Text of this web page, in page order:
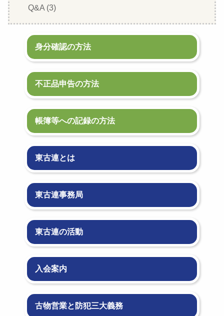
Q&A (3)
身分確認の方法
不正品申告の方法
帳簿等への記録の方法
東古連とは
東古連事務局
東古連の活動
入会案内
古物営業と防犯三大義務